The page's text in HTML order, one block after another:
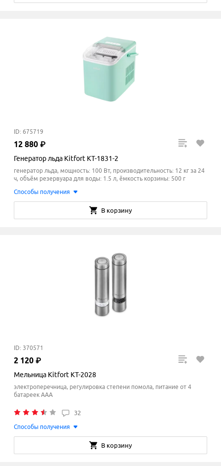
ID: 675719
12 880 ₽
Генератор льда Kitfort KT-1831-2
генератор льда, мощность: 100 Вт, производительность: 12 кг за 24
ч, объём резервуара для воды: 1.5 л, ёмкость корзины: 500 г
Способы получения
В корзину
ID: 370571
2 120 ₽
Мельница Kitfort KT-2028
электроперечница, регулировка степени помола, питание от 4
батареек AAA
32
Способы получения
В корзину